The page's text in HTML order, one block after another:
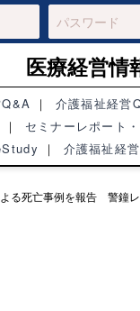
医療経営情
介護福祉経営
セミナーレポート
介護福祉経
る死亡事例を報告 警鐘